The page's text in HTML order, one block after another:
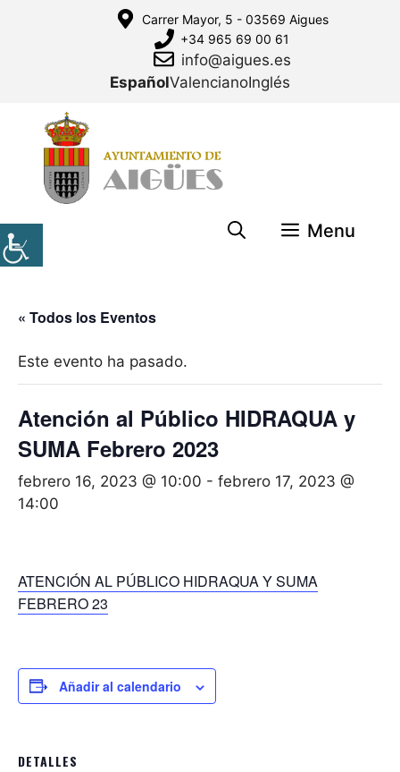
Carrer Mayor, 5 - 03569 Aigues
+34 965 69 00 61
info@aigues.es
EspañolValencianoInglés
Menu
« Todos los Eventos
Este evento ha pasado.
Atención al Público HIDRAQUA y
SUMA Febrero 2023
febrero 16, 2023 @ 10:00 - febrero 17, 2023 @
14:00
ATENCIÓN AL PÚBLICO HIDRAQUA Y SUMA
FEBRERO 23
Añadir al calendario
DETALLES